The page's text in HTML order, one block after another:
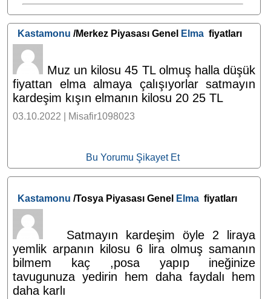
Kastamonu /Merkez Piyasası Genel Elma fiyatları
Muz un kilosu 45 TL olmuş halla düşük
fiyattan elma almaya çalışıyorlar satmayın
kardeşim kışın elmanın kilosu 20 25 TL
03.10.2022 | Misafir1098023
Bu Yorumu Şikayet Et
Kastamonu /Tosya Piyasası Genel Elma fiyatları
Satmayın kardeşim öyle 2 liraya
yemlik arpanın kilosu 6 lira olmuş samanın
bilmem kaç ,posa yapıp ineğinize
tavugunuza yedirin hem daha faydalı hem
daha karlı